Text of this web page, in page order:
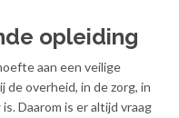
opleiding
aan een veilige
overheid, in de zorg, in
Daarom is er altijd vraag